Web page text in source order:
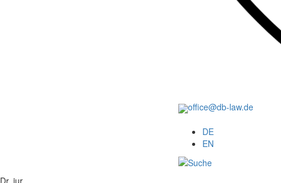
office@db-law.de
DE
EN
Dr. iur.